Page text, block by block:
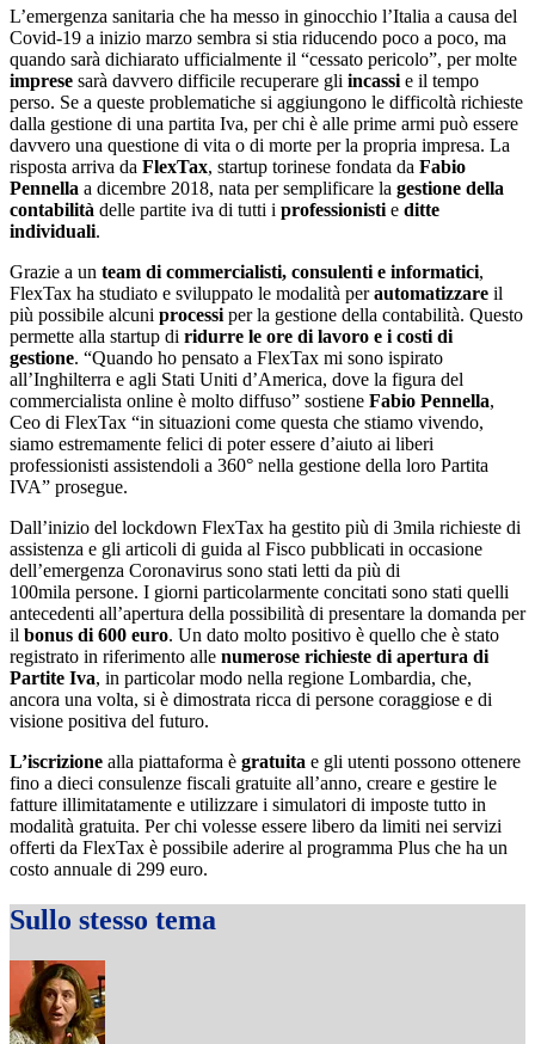
L’emergenza sanitaria che ha messo in ginocchio l’Italia a causa del
Covid-19 a inizio marzo sembra si stia riducendo poco a poco, ma
quando sarà dichiarato ufficialmente il “cessato pericolo”, per molte
imprese sarà davvero difficile recuperare gli incassi e il tempo
perso. Se a queste problematiche si aggiungono le difficoltà richieste
dalla gestione di una partita Iva, per chi è alle prime armi può essere
davvero una questione di vita o di morte per la propria impresa. La
risposta arriva da FlexTax, startup torinese fondata da Fabio
Pennella a dicembre 2018, nata per semplificare la gestione della
contabilità delle partite iva di tutti i professionisti e ditte
individuali.
Grazie a un team di commercialisti, consulenti e informatici,
FlexTax ha studiato e sviluppato le modalità perautomatizzare il
più possibile alcuni processi per la gestione della contabilità. Questo
permette alla startup di ridurre le ore di lavoro e i costi di
gestione. “Quando ho pensato a FlexTax mi sono ispirato
all’Inghilterra e agli Stati Uniti d’America, dove la figura del
commercialista online è molto diffuso” sostiene Fabio Pennella,
Ceo di FlexTax “in situazioni come questa che stiamo vivendo,
siamo estremamente felici di poter essere d’aiuto ai liberi
professionisti assistendoli a 360° nella gestione della loro Partita
IVA” prosegue.
Dall’inizio del lockdown FlexTax ha gestito più di 3mila richieste di
assistenza e gli articoli di guida al Fisco pubblicati in occasione
dell’emergenza Coronavirus sono stati letti da più di
100mila persone. I giorni particolarmente concitati sono stati quelli
antecedenti all’apertura della possibilità di presentare la domanda per
il bonus di 600 euro. Un dato molto positivo è quello che è stato
registrato in riferimento alle numerose richieste di apertura di
Partite Iva, in particolar modo nella regione Lombardia, che,
ancora una volta, si è dimostrata ricca di persone coraggiose e di
visione positiva del futuro.
L’iscrizione alla piattaforma è gratuita e gli utenti possono ottenere
fino a dieci consulenze fiscali gratuite all’anno, creare e gestire le
fatture illimitatamente e utilizzare i simulatori di imposte tutto in
modalità gratuita. Per chi volesse essere libero da limiti nei servizi
offerti da FlexTax è possibile aderire al programma Plus che ha un
costo annuale di 299 euro.
Sullo stesso tema